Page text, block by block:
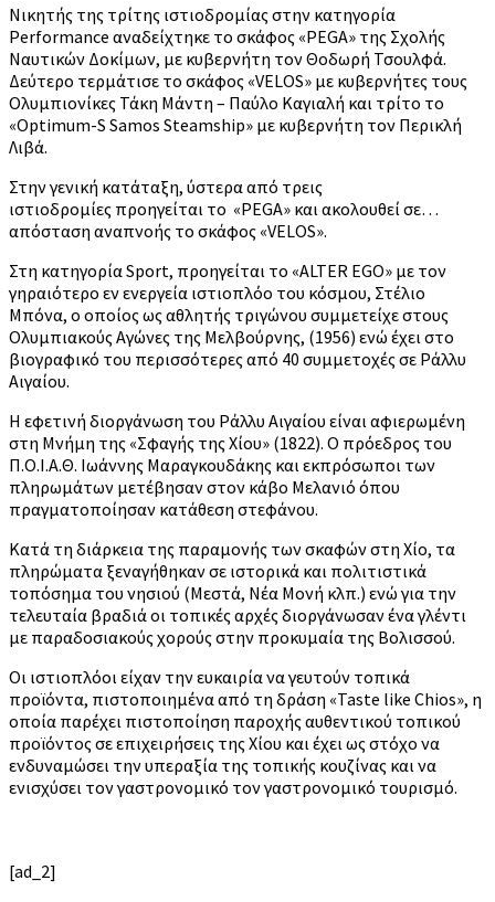
Νικητής της τρίτης ιστιοδρομίας στην κατηγορία
Performance αναδείχτηκε το σκάφος «PEGA» της Σχολής
Ναυτικών Δοκίμων, με κυβερνήτη τον Θοδωρή Τσουλφά.
Δεύτερο τερμάτισε το σκάφος «VELOS» με κυβερνήτες τους
Ολυμπιονίκες Τάκη Μάντη – Παύλο Καγιαλή και τρίτο το
«Optimum-S Samos Steamship» με κυβερνήτη τον Περικλή
Λιβά.
Στην γενική κατάταξη, ύστερα από τρεις
ιστιοδρομίες προηγείται το «PEGA» και ακολουθεί σε…
απόσταση αναπνοής το σκάφος «VELOS».
Στη κατηγορία Sport, προηγείται το «ALTER EGO» με τον
γηραιότερο εν ενεργεία ιστιοπλόο του κόσμου, Στέλιο
Μπόνα, ο οποίος ως αθλητής τριγώνου συμμετείχε στους
Ολυμπιακούς Αγώνες της Μελβούρνης, (1956) ενώ έχει στο
βιογραφικό του περισσότερες από 40 συμμετοχές σε Ράλλυ
Αιγαίου.
Η εφετινή διοργάνωση του Ράλλυ Αιγαίου είναι αφιερωμένη
στη Μνήμη της «Σφαγής της Χίου» (1822). Ο πρόεδρος του
Π.Ο.Ι.Α.Θ. Ιωάννης Μαραγκουδάκης και εκπρόσωποι των
πληρωμάτων μετέβησαν στον κάβο Μελανιό όπου
πραγματοποίησαν κατάθεση στεφάνου.
Κατά τη διάρκεια της παραμονής των σκαφών στη Χίο, τα
πληρώματα ξεναγήθηκαν σε ιστορικά και πολιτιστικά
τοπόσημα του νησιού (Μεστά, Νέα Μονή κλπ.) ενώ για την
τελευταία βραδιά οι τοπικές αρχές διοργάνωσαν ένα γλέντι
με παραδοσιακούς χορούς στην προκυμαία της Βολισσού.
Οι ιστιοπλόοι είχαν την ευκαιρία να γευτούν τοπικά
προϊόντα, πιστοποιημένα από τη δράση «Taste like Chios», η
οποία παρέχει πιστοποίηση παροχής αυθεντικού τοπικού
προϊόντος σε επιχειρήσεις της Χίου και έχει ως στόχο να
ενδυναμώσει την υπεραξία της τοπικής κουζίνας και να
ενισχύσει τον γαστρονομικό τον γαστρονομικό τουρισμό.
[ad_2]